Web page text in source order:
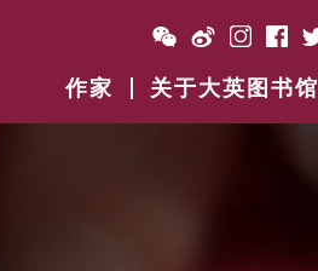
作家 关于大英图书馆